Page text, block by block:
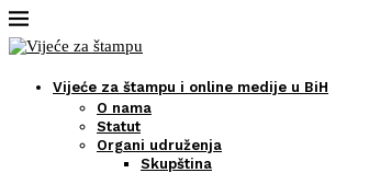
Vijeće za štampu i online medije u BiH
O nama
Statut
Organi udruženja
Skupština